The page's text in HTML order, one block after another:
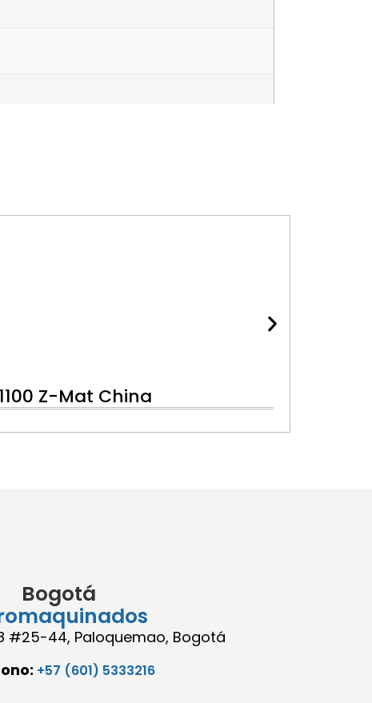
Z-Mat China
Bogotá
#25-44, Paloquemao, Bogotá
+57 (601) 5333216